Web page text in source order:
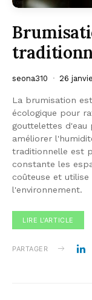
seona310 26
La brumisation
écologique pour
gouttelettes
améliorer
traditionnelle est
constante les
coûteuse et
l'environnement.
LIRE L'ARTICLE
PARTAGER